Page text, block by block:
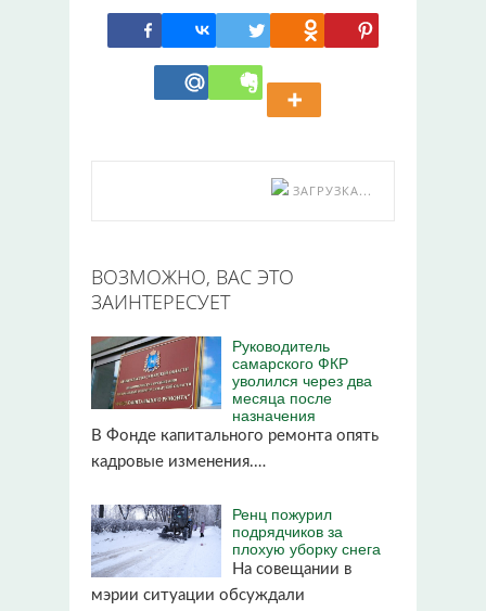
ЗАГРУЗКА...
ВОЗМОЖНО, ВАС ЭТО
ЗАИНТЕРЕСУЕТ
Руководитель
самарского ФКР
уволился через два
месяца после
назначения
В Фонде капитального ремонта опять
кадровые изменения.…
Ренц пожурил
подрядчиков за
плохую уборку снега
На совещании в
мэрии ситуации обсуждали